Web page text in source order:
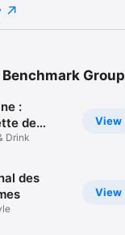
Group
View
:
de
Drink
View
des